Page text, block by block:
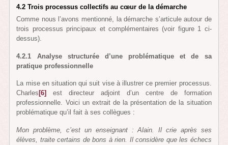
4.2 Trois processus collectifs au cœur de la démarche
Comme nous l’avons mentionné, la démarche s’articule autour de
trois processus principaux et complémentaires (voir figure 1 ci-
dessus).
4.2.1 Analyse structurée d’une problématique et de sa
pratique professionnelle
La mise en situation qui suit vise à illustrer ce premier processus.
Charles [6]
est directeur adjoint d’un centre de formation
professionnelle. Voici un extrait de la présentation de la situation
problématique qu’il fait à ses collègues :
Mon problème, c’est un enseignant : Alain. Il crie après ses
élèves, traite certains de bons à rien. Il considère que les échecs